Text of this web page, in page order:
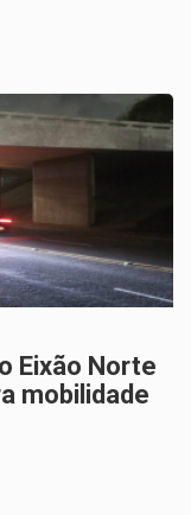
Eixão Norte
mobilidade